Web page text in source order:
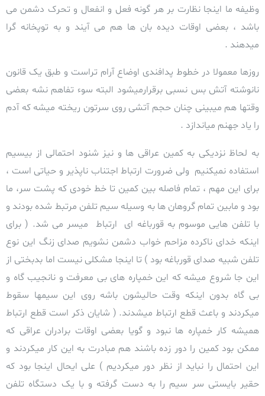
وظیفه ما اینجا نظارت بر هر گونه فعل و انفعال و تحرک دشمن می
باشد ، بعضی اوقات دیده بان ها هم می آیند و به توپخانه گرا
میدهند .
روزها معمولا در خطوط پدافندی اوضاع آرام تراست و طبق یک قانون
نانوشته آتش بس نسبی برقرارمیشود البته سوء تفاهم نشه بعضی
وقتها هم میبینی چنان حجم آتشی روی سرتون ریخته میشه که آدم
را یاد جهنم میاندازد .
به لحاظ نزدیکی به کمین عراقی ها و نیز شنود احتمالی از بیسیم
استفاده نمیکنیم ولی ضرورت ارتباط اجتناب ناپذیر و حیاتی است ،
برای این مهم ، تمام فاصله بین کمین تا خط خودی که پشت سر، ما
بود و مابین تمام گروهان ها به وسیله سیم تلفن مرتبط شده بودند و
با تلفن هایی موسوم به قورباغه ای ارتباط میسر می شد. ( برای
اینکه خدای ناکرده مزاحم خواب دشمن نشویم صدای زنگ این نوع
تلفن شبیه صدای قورباغه بود ) تا اینجا مشکلی نیست اما بدبختی از
این جا شروع میشه که این خمپاره های بی معرفت و نانجیب گاه و
بی گاه بدون اینکه وقت حالیشون باشه روی این سیمها سقوط
میکردند و باعث قطع ارتباط میشدند. ( شایان ذکر است قطع ارتباط
همیشه کار خمپاره ها نبود و گویا بعضی اوقات برادران عراقی که
ممکن بود کمین را دور زده باشند هم مبادرت به این کار میکردند و
این احتمال را نباید از نظر دور میکردیم ) علی ایحال اینجا بود که
حقیر بایستی سر سیم را به دست گرفته و با یک دستگاه تلفن